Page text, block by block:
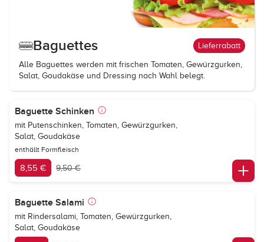
Baguettes Lieferrabatt
Alle Baguettes werden mit frischen Tomaten, Gewürzgurken,
Salat, Goudakäse und Dressing nach Wahl belegt.
Baguette Schinken
mit Putenschinken, Tomaten, Gewürzgurken,
Salat, Goudakäse
enthällt Formfleisch
8,55 € 9,50 €
Baguette Salami
mit Rindersalami, Tomaten, Gewürzgurken,
Salat, Goudakäse